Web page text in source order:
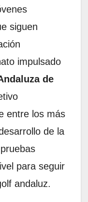
siguen
impulsado
de
entre los más
de la
para seguir
andaluz.